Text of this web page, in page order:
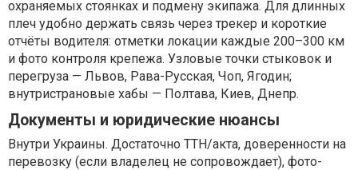
охраняемых стоянках и подмену экипажа. Для длинных
плеч удобно держать связь через трекер и короткие
отчёты водителя: отметки локации каждые 200–300 км
и фото контроля крепежа. Узловые точки стыковок и
перегруза — Львов, Рава-Русская, Чоп, Ягодин;
внутристрановые хабы — Полтава, Киев, Днепр.
Документы и юридические нюансы
Внутри Украины. Достаточно ТТН/акта, доверенности на
перевозку (если владелец не сопровождает), фото-